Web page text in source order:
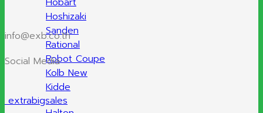
Hoshizaki
Sanden
Rational
Robot Coupe
Kolb
Kidde
info@exb.co.th
Social Media
extrabigsales